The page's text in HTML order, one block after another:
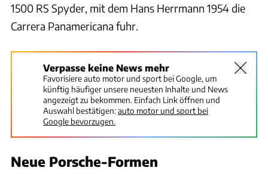
1500 RS Spyder, mit dem Hans Herrmann 1954 die
Carrera Panamericana fuhr.
Verpasse keine News mehr
Favorisiere auto motor und sport bei Google, um
künftig häufiger unsere neuesten Inhalte und News
angezeigt zu bekommen. Einfach Link öffnen und
Auswahl bestätigen:auto motor und sport bei
Google bevorzugen.
Neue Porsche-Formen